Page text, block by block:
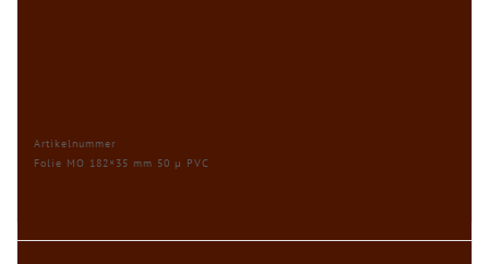
Artikelnummer
Folie MO 182×35 mm 50 µ PVC